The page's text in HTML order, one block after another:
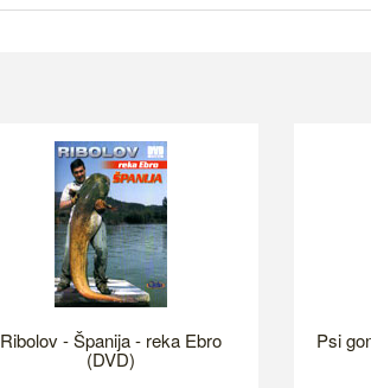
Ribolov - Španija - reka Ebro
(DVD)
Psi